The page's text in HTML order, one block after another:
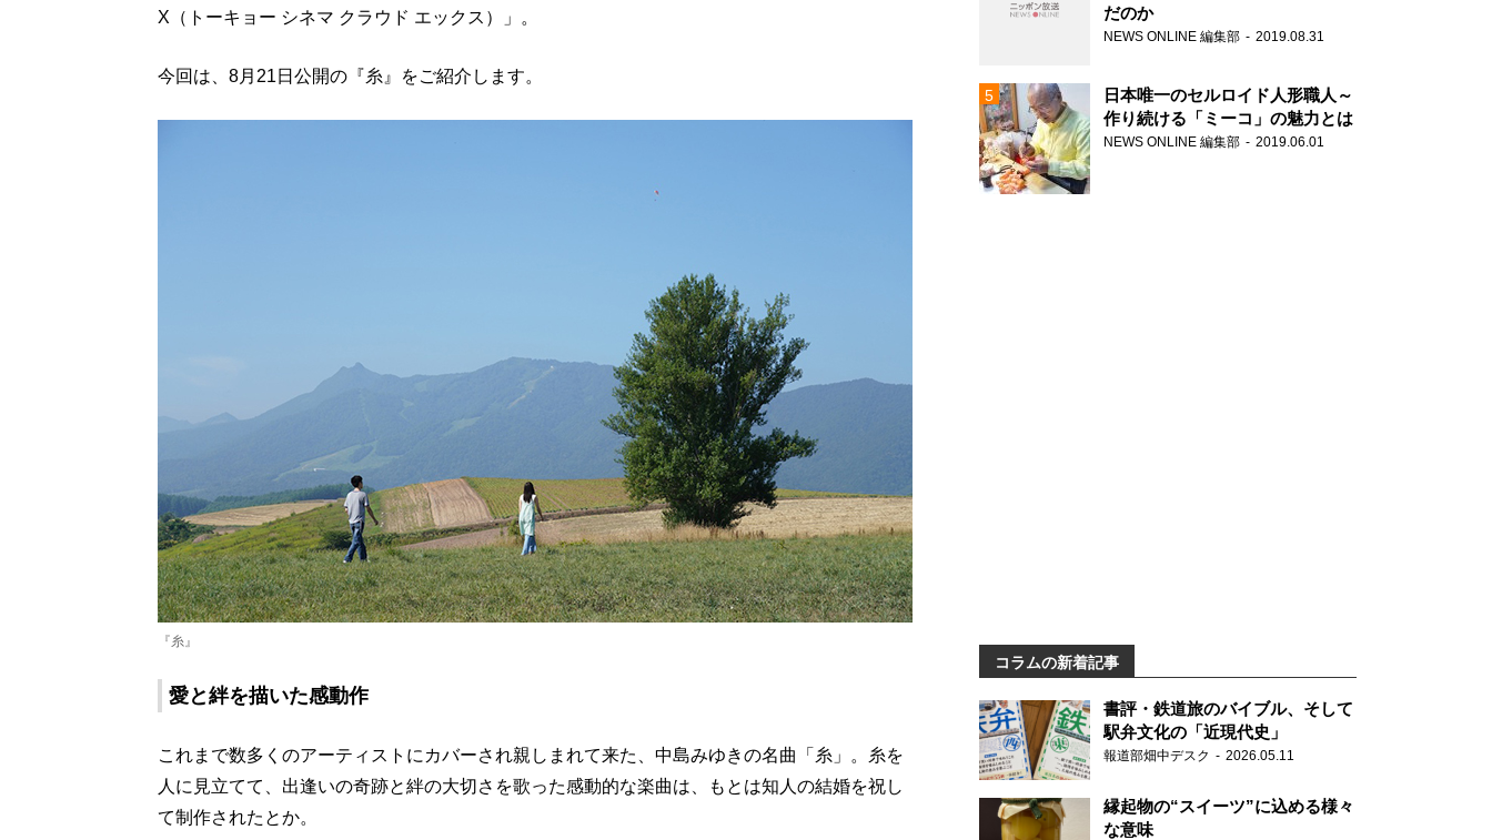
X（トーキョー シネマ クラウド エックス）」。
今回は、8月21日公開の『糸』をご紹介します。
『糸』
愛と絆を描いた感動作
これまで数多くのアーティストにカバーされ親しまれて来た、中島みゆきの名曲「糸」。糸を
人に見立てて、出逢いの奇跡と絆の大切さを歌った感動的な楽曲は、もとは知人の結婚を祝し
て制作されたとか。
だのか
NEWS ONLINE 編集部 2019.08.31
日本唯一のセルロイド人形職人～
作り続ける「ミーコ」の魅力とは
NEWS ONLINE 編集部 2019.06.01
コラムの新着記事
書評・鉄道旅のバイブル、そして
駅弁文化の「近現代史」
報道部畑中デスク 2026.05.11
縁起物の“スイーツ”に込める様々
な意味